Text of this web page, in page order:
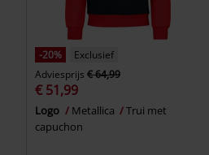
-20%
Exclusief
Adviesprijs € 64,99
€ 51,99
Logo Metallica
Trui met
capuchon